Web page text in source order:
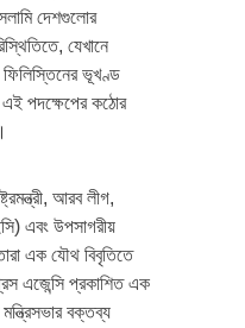
দেশগুলোর
যেখানে
ফিলিস্তিনের ভূখণ্ড
এই পদক্ষেপের কঠোর
আরব লীগ,
এবং উপসাগরীয়
এক যৌথ বিবৃতিতে
এজেন্সি প্রকাশিত এক
বক্তব্য